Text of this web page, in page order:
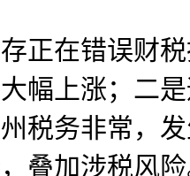
在错误财税
幅上涨；二
税务非常，
叠加涉税风险